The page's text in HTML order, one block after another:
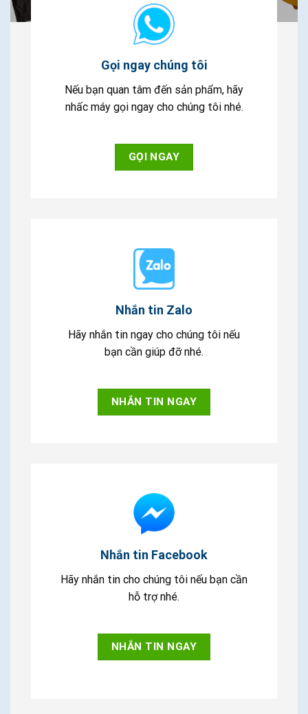
Gọi ngay chúng tôi
Nếu bạn quan tâm đến sản phẩm, hãy
nhấc máy gọi ngay cho chúng tôi nhé.
GỌI NGAY
Nhắn tin Zalo
Hãy nhắn tin ngay cho chúng tôi nếu
bạn cần giúp đỡ nhé.
NHẮN TIN NGAY
Nhắn tin Facebook
Hãy nhắn tin cho chúng tôi nếu bạn cần
hỗ trợ nhé.
NHẮN TIN NGAY